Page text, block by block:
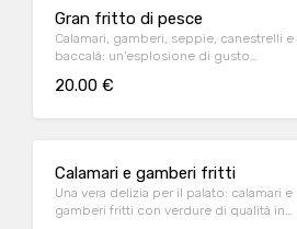
Gran fritto di pesce
Calamari, gamberi, seppie, canestrelli e
baccalà: un’esplosione di gusto
pastellate e morbida polenta bianca
20.00 €
Calamari e gamberi fritti
Una vera delizia per il palato: calamari e
gamberi fritti con verdure di qualità in